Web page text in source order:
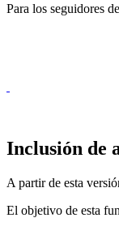
Para los seguidores
Inclusión de
A partir de esta
El objetivo de esta